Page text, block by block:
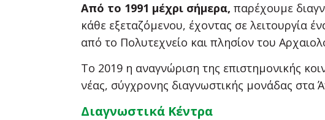
Από το 1991 μέχρι σήμερα, παρέχουμε
κάθε εξεταζόμενου, έχοντας σε λειτουργία
από το Πολυτεχνείο και πλησίον του
Το 2019 η αναγνώριση της επιστημονικής
νέας, σύγχρονης διαγνωστικής μονάδας
Διαγνωστικά Κέντρα